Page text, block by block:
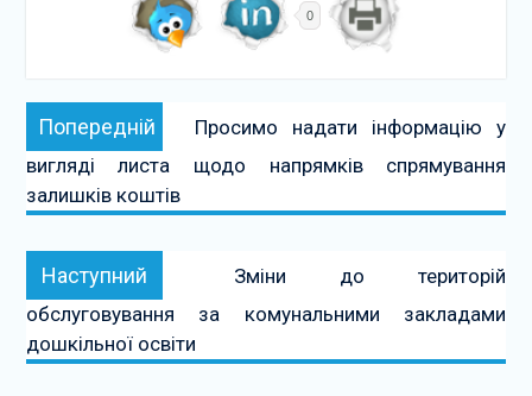
0
Навігація
записів
Попередній Попередній:
Просимо надати інформацію у
вигляді листа щодо напрямків спрямування
залишків коштів
Наступний Наступний:
Зміни до територій
обслуговування за комунальними закладами
дошкільної освіти